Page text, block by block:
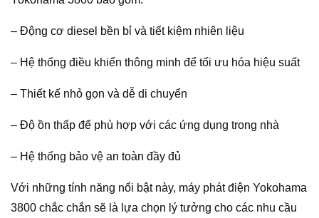
– Động cơ diesel bền bỉ và tiết kiệm nhiên liệu
– Hệ thống điều khiển thông minh để tối ưu hóa hiệu suất
– Thiết kế nhỏ gọn và dễ di chuyển
– Độ ồn thấp để phù hợp với các ứng dụng trong nhà
– Hệ thống bảo vệ an toàn đầy đủ
Với những tính năng nổi bật này, máy phát điện Yokohama
3800 chắc chắn sẽ là lựa chọn lý tưởng cho các nhu cầu